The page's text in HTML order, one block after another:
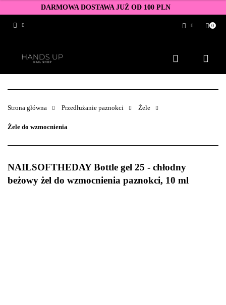
DARMOWA DOSTAWA JUŻ OD 100 PLN
Zarejestruj się
Dodaj zgłoszenie
Zgody cookies
0
Strona główna Przedłużanie paznokci Żele
Żele do wzmocnienia
NAILSOFTHEDAY Bottle gel 25 - chłodny
beżowy żel do wzmocnienia paznokci, 10 ml